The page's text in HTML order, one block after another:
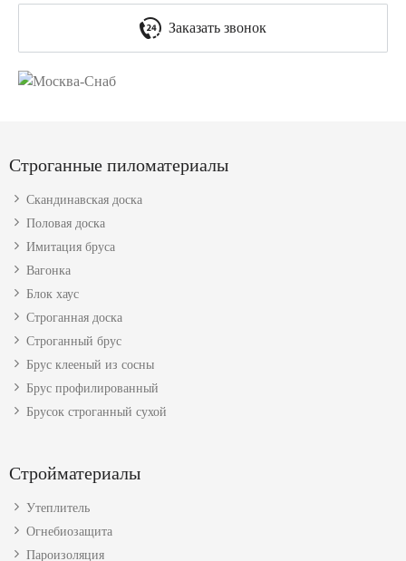
Заказать звонок
Строганные пиломатериалы
Скандинавская доска
Половая доска
Имитация бруса
Вагонка
Блок хаус
Строганная доска
Строганный брус
Брус клееный из сосны
Брус профилированный
Брусок строганный сухой
Стройматериалы
Утеплитель
Огнебиозащита
Пароизоляция